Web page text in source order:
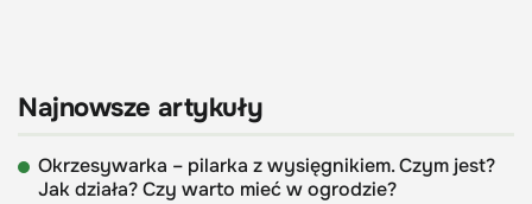
Najnowsze artykuły
Okrzesywarka – pilarka z wysięgnikiem. Czym jest?
Jak działa? Czy warto mieć w ogrodzie?